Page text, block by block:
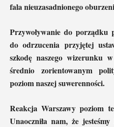
fala nieuzasadnionego
Przywoływanie do porządku
do odrzucenia przyjętej
szkodę naszego wizerunku
średnio zorientowanym
poziom naszej suwerenności.
Reakcja Warszawy poziom
Unaoczniła nam, że